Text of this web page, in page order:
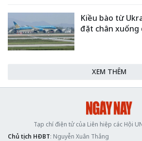
Kiều bào từ
đặt chân xuống
XEM THÊM
Tạp chí điện tử của Liên hiệp các Hội
Chủ tịch HĐBT: Nguyễn Xuân Thắng